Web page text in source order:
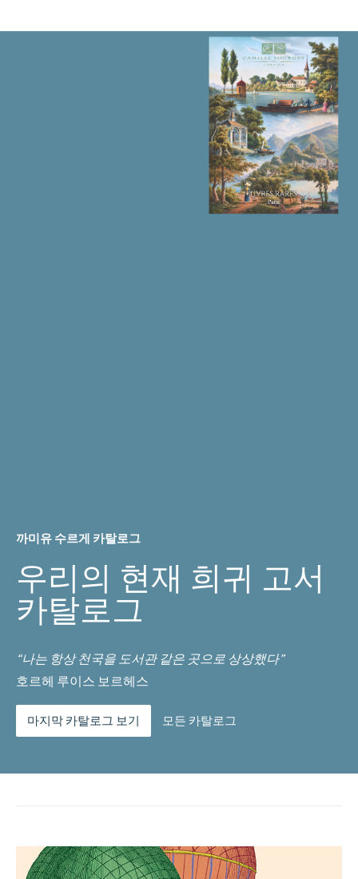
까미유 수르게 카탈로그
우리의 현재 희귀 고서
카탈로그
“나는 항상 천국을 도서관 같은 곳으로 상상했다”
호르헤 루이스 보르헤스
마지막 카탈로그 보기 모든 카탈로그